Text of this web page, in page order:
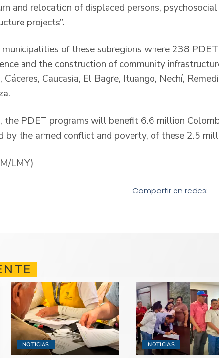
and relocation of displaced persons,
projects”.
of these subregions where 238
and the construction of community
Cáceres, Caucasia, El Bagre, Ituango, Nechí,
the PDET programs will benefit 6.6 million
by the armed conflict and poverty, of these 2.5
LMY)
Compartir en redes:
NOTICIAS NOTICIAS